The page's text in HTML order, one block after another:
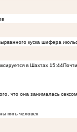
куска шифера
в Шахтах 15:44
что она занималась
пять человек